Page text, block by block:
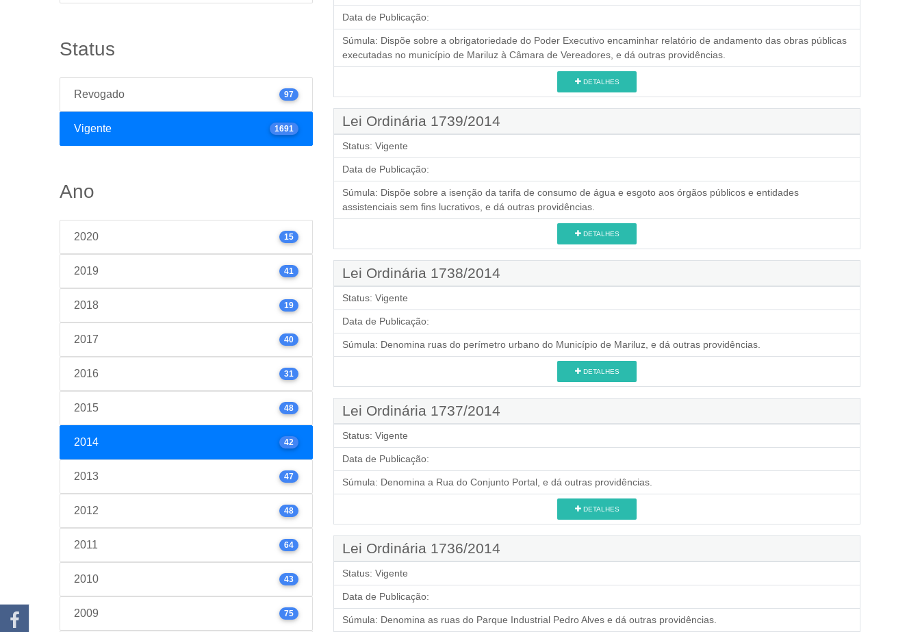
Status
Revogado 97
Vigente 1691
Ano
2020 15
2019 41
2018 19
2017 40
2016 31
2015 48
2014 42
2013 47
2012 48
2011 64
2010 43
2009 75
Data de Publicação:
Súmula: Dispõe sobre a obrigatoriedade do Poder Executivo encaminhar relatório de andamento das obras públicas
executadas no município de Mariluz à Câmara de Vereadores, e dá outras providências.
DETALHES
Lei Ordinária 1739/2014
Status: Vigente
Data de Publicação:
Súmula: Dispõe sobre a isenção da tarifa de consumo de água e esgoto aos órgãos públicos e entidades
assistenciais sem fins lucrativos, e dá outras providências.
DETALHES
Lei Ordinária 1738/2014
Status: Vigente
Data de Publicação:
Súmula: Denomina ruas do perímetro urbano do Município de Mariluz, e dá outras providências.
DETALHES
Lei Ordinária 1737/2014
Status: Vigente
Data de Publicação:
Súmula: Denomina a Rua do Conjunto Portal, e dá outras providências.
DETALHES
Lei Ordinária 1736/2014
Status: Vigente
Data de Publicação:
Súmula: Denomina as ruas do Parque Industrial Pedro Alves e dá outras providências.